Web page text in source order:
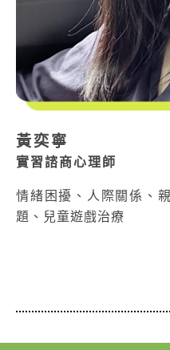
黃奕寧
實習諮商心理師
情緒困擾、人際關係、
題、兒童遊戲治療